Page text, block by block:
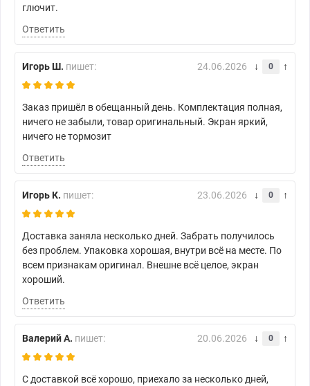
глючит.
Ответить
Игорь Ш. пишет: 24.06.2026 0
Заказ пришёл в обещанный день. Комплектация полная,
ничего не забыли, товар оригинальный. Экран яркий,
ничего не тормозит
Ответить
Игорь К. пишет: 23.06.2026 0
Доставка заняла несколько дней. Забрать получилось
без проблем. Упаковка хорошая, внутри всё на месте. По
всем признакам оригинал. Внешне всё целое, экран
хороший.
Ответить
Валерий А. пишет: 20.06.2026 0
С доставкой всё хорошо, приехало за несколько дней,